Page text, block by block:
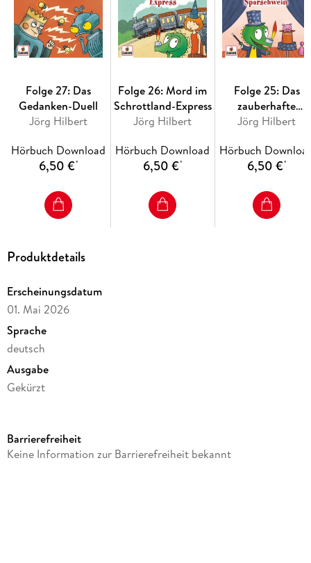
Folge 27: Das
Gedanken-Duell
Jörg Hilbert
Hörbuch Download
6,50 €*
Folge 26: Mord im
Schrottland-Express
Jörg Hilbert
Hörbuch Download
6,50 €*
Folge 25: Das
zauberhafte
Sparschwein
Jörg Hilbert
Hörbuch
6,50 €*
Produktdetails
Erscheinungsdatum
01. Mai 2026
Sprache
deutsch
Ausgabe
Gekürzt
Laufzeit
Barrierefreiheit
Keine Information zur Barrierefreiheit bekannt